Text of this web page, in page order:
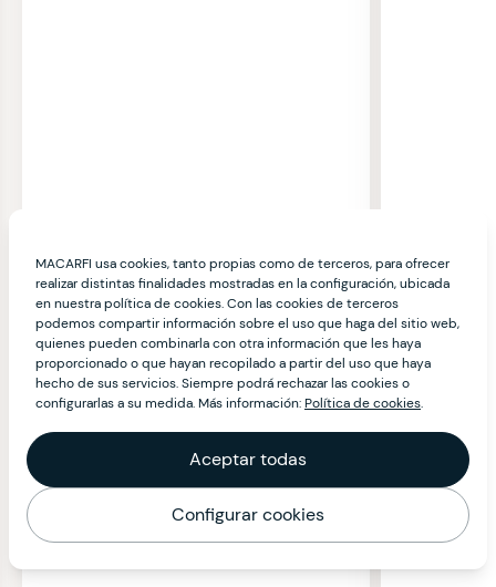
MACARFI usa cookies, tanto propias como de terceros, para ofrecer
realizar distintas finalidades mostradas en la configuración, ubicada
en nuestra política de cookies. Con las cookies de terceros
podemos compartir información sobre el uso que haga del sitio web,
quienes pueden combinarla con otra información que les haya
proporcionado o que hayan recopilado a partir del uso que haya
hecho de sus servicios. Siempre podrá rechazar las cookies o
configurarlas a su medida. Más información:Política de cookies.
Aceptar todas
Configurar cookies